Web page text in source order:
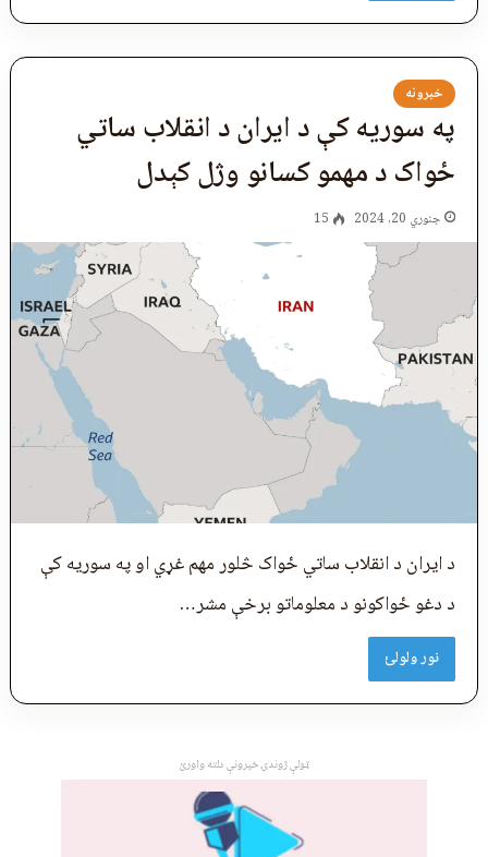
خبرونه
په سوریه کې د ایران د انقلاب ساتي
ځواک د مهمو کسانو وژل کېدل
جنوري 20, 2024 15
د ایران د انقلاب ساتي ځواک څلور مهم غړي او په سوریه کې
د دغو ځواکونو د معلوماتو برخې مشر…
نور ولولئ
ټولې ژوندۍ خپرونې دلته واورئ